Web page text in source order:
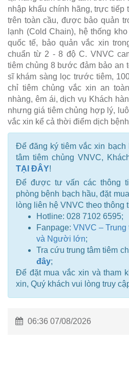
nhập khẩu chính hãng, trực tiếp
trên toàn cầu, được bảo quản
lạnh (Cold Chain), hệ thống
quốc tế, bảo quản vắc xin
chuẩn từ 2 - 8 độ C. VNVC
tiêm chủng 8 bước đảm bảo an
sĩ khám sàng lọc trước tiêm,
chỉ tiêm chủng vắc xin an
nhàng, êm ái, dịch vụ Khách
nhưng giá tiêm chủng hợp lý,
vắc xin kể cả thời điểm dịch
Để đăng ký tiêm vắc xin bạch
tâm tiêm chủng VNVC,
TẠI ĐÂY!
Để được tư vấn các thông
phòng bệnh bạch hầu, đặt
lòng liên hệ VNVC theo thông
Hotline: 028 7102 6595;
Fanpage: VNVC – Trung
và Người lớn;
Tra cứu trung tâm tiêm
đây;
Để đặt mua vắc xin và tham
xin, Quý khách vui lòng truy
06:36 07/08/2026